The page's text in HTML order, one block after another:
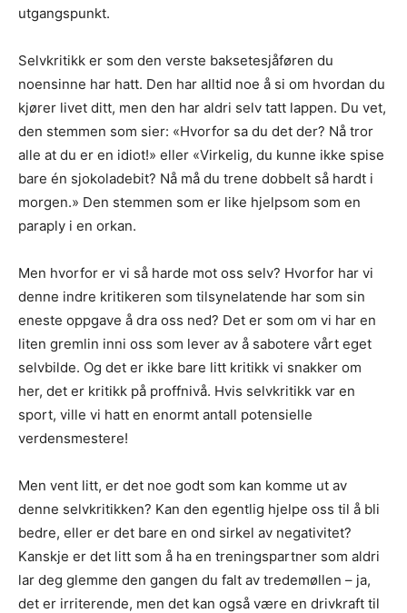
utgangspunkt.
Selvkritikk er som den verste baksetesjåføren du
noensinne har hatt. Den har alltid noe å si om hvordan du
kjører livet ditt, men den har aldri selv tatt lappen. Du vet,
den stemmen som sier: «Hvorfor sa du det der? Nå tror
alle at du er en idiot!» eller «Virkelig, du kunne ikke spise
bare én sjokoladebit? Nå må du trene dobbelt så hardt i
morgen.» Den stemmen som er like hjelpsom som en
paraply i en orkan.
Men hvorfor er vi så harde mot oss selv? Hvorfor har vi
denne indre kritikeren som tilsynelatende har som sin
eneste oppgave å dra oss ned? Det er som om vi har en
liten gremlin inni oss som lever av å sabotere vårt eget
selvbilde. Og det er ikke bare litt kritikk vi snakker om
her, det er kritikk på proffnivå. Hvis selvkritikk var en
sport, ville vi hatt en enormt antall potensielle
verdensmestere!
Men vent litt, er det noe godt som kan komme ut av
denne selvkritikken? Kan den egentlig hjelpe oss til å bli
bedre, eller er det bare en ond sirkel av negativitet?
Kanskje er det litt som å ha en treningspartner som aldri
lar deg glemme den gangen du falt av tredemøllen – ja,
det er irriterende, men det kan også være en drivkraft til